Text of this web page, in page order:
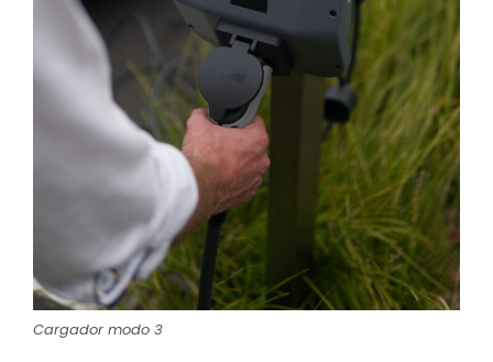
Cargador modo 3